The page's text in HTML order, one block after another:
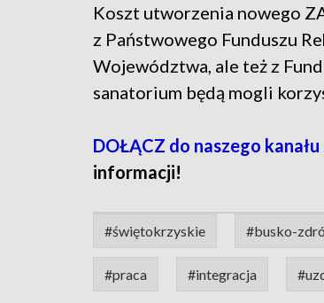
Koszt utworzenia nowego
z Państwowego Funduszu
Województwa, ale też z
sanatorium będą mogli
DOŁĄCZ do naszego
informacji!
#świętokrzyskie #busko-
#praca #integracja